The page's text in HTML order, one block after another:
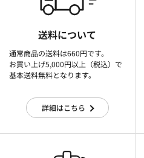
送料について
通常商品の送料は660円です。
お買い上げ5,000円以上（税込）で
基本送料無料となります。
詳細はこちら